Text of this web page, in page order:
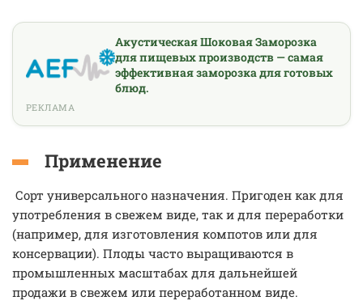
Акустическая Шоковая Заморозка
для пищевых производств — самая
эффективная заморозка для готовых
блюд.
РЕКЛАМА
Применение
Сорт универсального назначения. Пригоден как для
употребления в свежем виде, так и для переработки
(например, для изготовления компотов или для
консервации). Плоды часто выращиваются в
промышленных масштабах для дальнейшей
продажи в свежем или переработанном виде.